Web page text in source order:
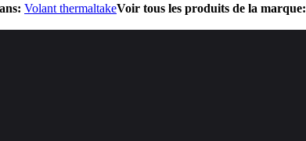
Volant thermaltakeVoir tous les produits de la marque: